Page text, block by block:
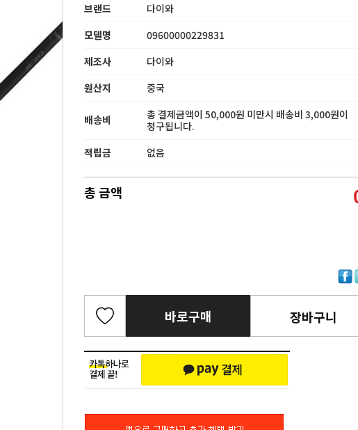
브랜드
다이와
모델명
09600000229831
제조사
다이와
원산지
중국
배송비
총 결제금액이 50,000원 미만시 배송비 3,000원이
청구됩니다.
적립금
없음
총 금액
바로구매 장바구니